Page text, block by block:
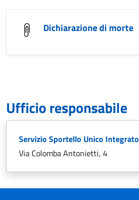
Dichiarazione di morte
Ufficio responsabile
Servizio Sportello Unico Integrato
Via Colomba Antonietti, 4